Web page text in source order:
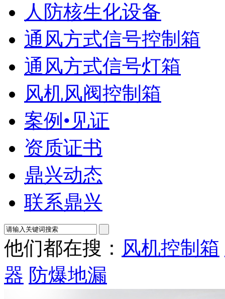
人防核生化设备
通风方式信号控制箱
通风方式信号灯箱
风机风阀控制箱
案例•见证
资质证书
鼎兴动态
联系鼎兴
他们都在搜： 风机控制箱
器 防爆地漏